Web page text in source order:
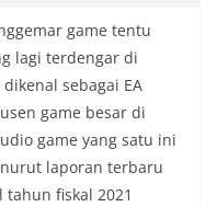
game tentu
lagi terdengar di
sebagai EA
game besar di
game yang satu ini
laporan terbaru
tahun fiskal 2021